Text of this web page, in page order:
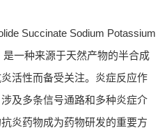
Succinate Sodium Potassium
是一种来源于天然产物的半合成
活性而备受关注。炎症反应作
及多条信号通路和多种炎症介
炎药物成为药物研发的重要方